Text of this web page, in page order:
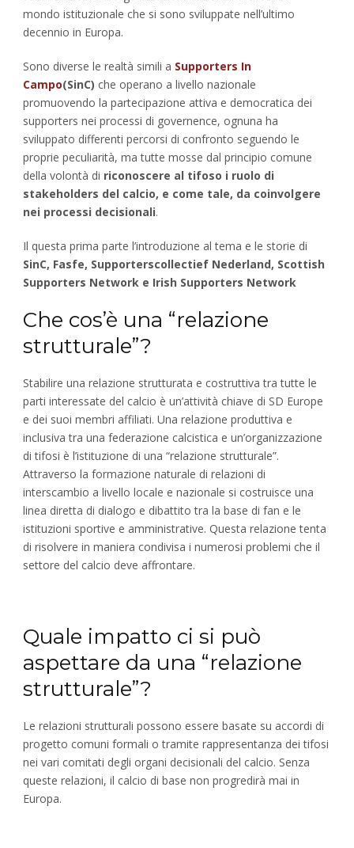
mondo istituzionale che si sono sviluppate nell’ultimo
decennio in Europa.
Sono diverse le realtà simili a Supporters In
Campo(SinC) che operano a livello nazionale
promuovendo la partecipazione attiva e democratica dei
supporters nei processi di governence, ognuna ha
sviluppato differenti percorsi di confronto seguendo le
proprie peculiarità, ma tutte mosse dal principio comune
della volontà di riconoscere al tifoso i ruolo di
stakeholders del calcio, e come tale, da coinvolgere
nei processi decisionali.
Il questa prima parte l’introduzione al tema e le storie di
SinC, Fasfe, Supporterscollectief Nederland, Scottish
Supporters Network e Irish Supporters Network
Che cos’è una “relazione
strutturale”?
Stabilire una relazione strutturata e costruttiva tra tutte le
parti interessate del calcio è un’attività chiave di SD Europe
e dei suoi membri affiliati. Una relazione produttiva e
inclusiva tra una federazione calcistica e un’organizzazione
di tifosi è l’istituzione di una “relazione strutturale”.
Attraverso la formazione naturale di relazioni di
interscambio a livello locale e nazionale si costruisce una
linea diretta di dialogo e dibattito tra la base di fan e le
istituzioni sportive e amministrative. Questa relazione tenta
di risolvere in maniera condivisa i numerosi problemi che il
settore del calcio deve affrontare.
Quale impatto ci si può
aspettare da una “relazione
strutturale”?
Le relazioni strutturali possono essere basate su accordi di
progetto comuni formali o tramite rappresentanza dei tifosi
nei vari comitati degli organi decisionali del calcio. Senza
queste relazioni, il calcio di base non progredirà mai in
Europa.